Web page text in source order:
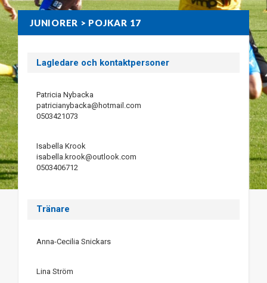
JUNIORER > POJKAR 17
Lagledare och kontaktpersoner
Patricia Nybacka
patricianybacka@hotmail.com
0503421073
Isabella Krook
isabella.krook@outlook.com
0503406712
Tränare
Anna-Cecilia Snickars
Lina Ström